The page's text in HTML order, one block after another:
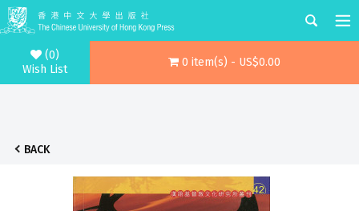
(0)
Wish List
0 item(s) - US$0.00
BACK